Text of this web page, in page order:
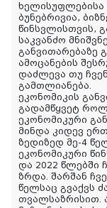
ხელისუფლებისა
ბუნებრივია,
წინსვლისთვის,
საკვანძო
განვითარებაზე
ამოცანების
დაძლევა თუ
გამთლიანება.
ეკონომიკის
გადამწყვეტ
ეკონომიკური
მინდა კიდევ
ზედიზედ მე-4
ეკონომიკური
და 2022 წლებში
ზრდა. შარშან
წელსაც გვაქვს
თვალსაზრისით.